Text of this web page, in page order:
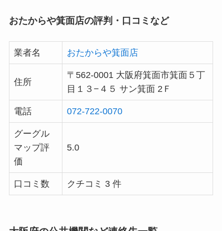
おたからや箕面店の評判・口コミなど
業者名 おたからや箕面店
住所
〒562-0001 大阪府箕面市箕面５丁
目１３−４５ サン箕面 2Ｆ
電話 072-722-0070
グーグル
マップ評
価
5.0
口コミ数 クチコミ 3 件